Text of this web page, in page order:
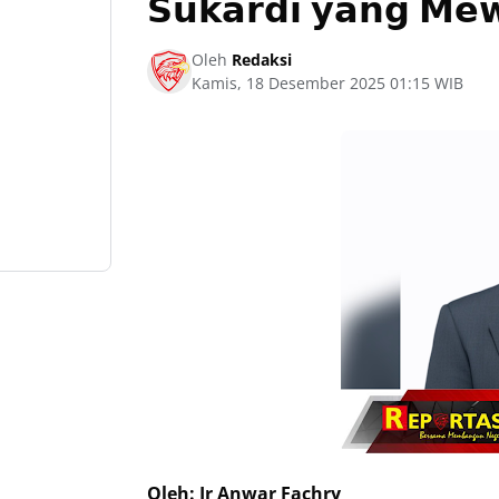
Oleh Redaksi
Kamis, 18 Desember 2025 01:15 WIB
Oleh: Ir Anwar Fachry